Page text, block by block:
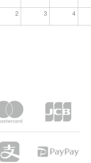
2 3 4